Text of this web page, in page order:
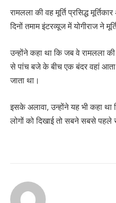
रामलला की वह मूर्ति प्रसिद्ध
दिनों तमाम इंटरव्यूज में योगीराज ने
उन्होंने कहा था कि जब वे रामलला की
से पांच बजे के बीच एक बंदर वहां
जाता था।
इसके अलावा, उन्होंने यह भी कहा था
लोगों को दिखाई तो सबने सबसे